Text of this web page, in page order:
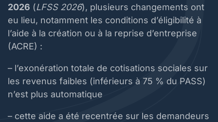
2026 (LFSS 2026), plusieurs changements ont
eu lieu, notamment les conditions d’éligibilité à
l’aide à la création ou à la reprise d’entreprise
(ACRE) :
– l’exonération totale de cotisations sociales sur
les revenus faibles (inférieurs à 75 % du PASS)
n’est plus automatique
– cette aide a été recentrée sur les demandeurs